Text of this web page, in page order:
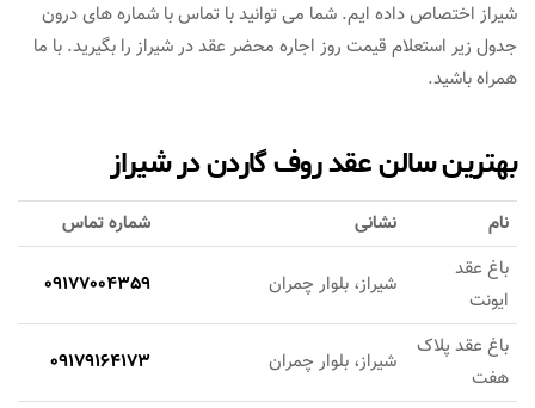
شیراز اختصاص داده ایم. شما می توانید با تماس با شماره های درون
جدول زیر استعلام قیمت روز اجاره محضر عقد در شیراز را بگیرید. با ما
همراه باشید.
بهترین سالن عقد روف گاردن در شیراز
نام نشانی
شماره تماس
باغ عقد
ایونت
شیراز، بلوار چمران 09177004359
باغ عقد پلاک
هفت
شیراز، بلوار چمران 09179164173